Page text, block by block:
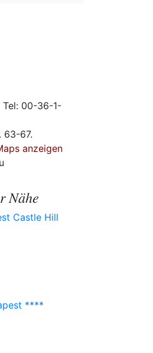
Tel: 00-36-1-
63-67.
anzeigen
Nähe
Castle Hill
****